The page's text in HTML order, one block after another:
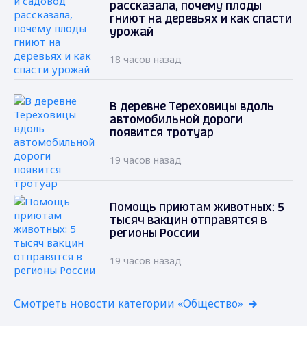
рассказала, почему плоды
гниют на деревьях и как спасти
урожай
18 часов назад
В деревне Тереховицы вдоль
автомобильной дороги
появится тротуар
19 часов назад
Помощь приютам животных: 5
тысяч вакцин отправятся в
регионы России
19 часов назад
Смотреть новости категории «Общество»